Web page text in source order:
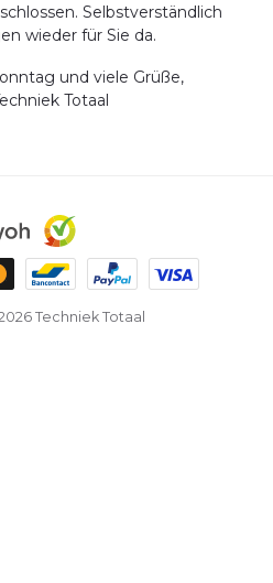
Selbstverständlich
wieder für Sie da.
und viele Grüße,
Totaal
Techniek Totaal